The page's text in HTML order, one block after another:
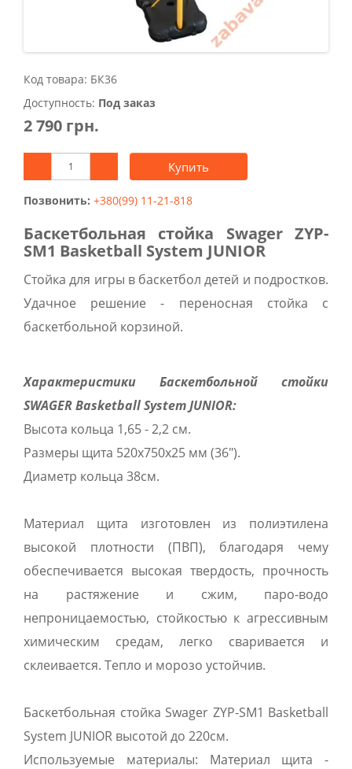
Код товара: БК36
Доступность: Под заказ
2 790 грн.
Купить
Позвонить: +380(99) 11-21-818
Баскетбольная стойка Swager ZYP-
SM1 Basketball System JUNIOR
Стойка для игры в баскетбол детей и подростков.
Удачное решение - переносная стойка с
баскетбольной корзиной.
Характеристики Баскетбольной стойки
SWAGER Basketball System JUNIOR:
Высота кольца 1,65 - 2,2 см.
Размеры щита 520x750x25 мм (36").
Диаметр кольца 38см.
Материал щита изготовлен из полиэтилена
высокой плотности (ПВП), благодаря чему
обеспечивается высокая твердость, прочность
на растяжение и сжим, паро-водо
непроницаемостью, стойкостью к агрессивным
химическим средам, легко сваривается и
склеивается. Тепло и морозо устойчив.
Баскетбольная стойка Swager ZYP-SM1 Basketball
System JUNIOR высотой до 220см.
Используемые материалы: Материал щита -